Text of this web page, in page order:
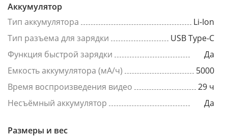
Аккумулятор
Тип аккумулятора
Li-Ion
Тип разъема для зарядки
USB Type-C
Функция быстрой зарядки
Да
Емкость аккумулятора (мА/ч)
5000
Время воспроизведения видео
29 ч
Несъёмный аккумулятор
Да
Размеры и вес